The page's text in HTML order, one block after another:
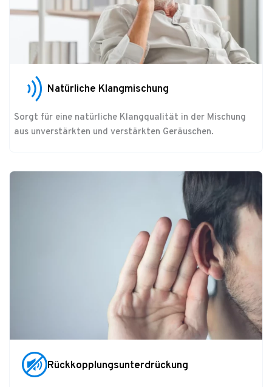
Natürliche Klangmischung
Sorgt für eine natürliche Klangqualität in der Mischung
aus unverstärkten und verstärkten Geräuschen.
Rückkopplungsunterdrückung